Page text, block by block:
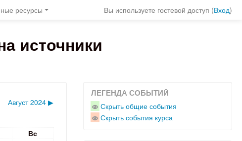
Вы используете гостевой доступ (Вход)
ресурсы
источники
Август 2024 ▶
Вс
ЛЕГЕНДА СОБЫТИЙ
Скрыть общие события
Скрыть события курса